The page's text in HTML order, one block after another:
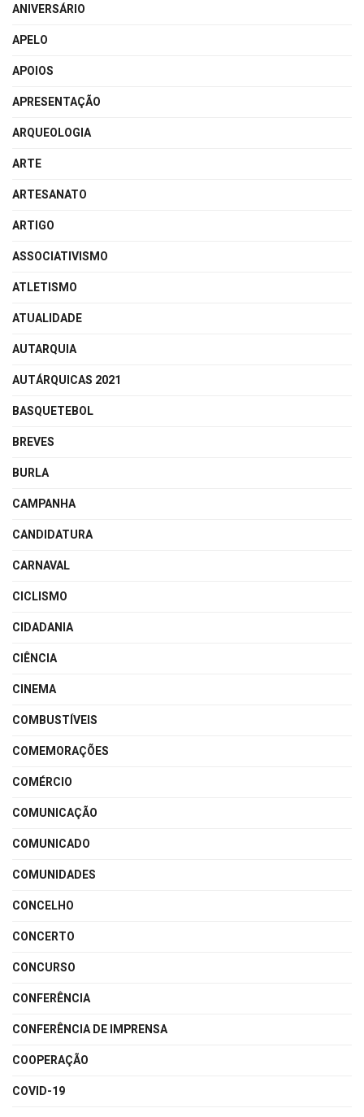
ANIVERSÁRIO
APELO
APOIOS
APRESENTAÇÃO
ARQUEOLOGIA
ARTE
ARTESANATO
ARTIGO
ASSOCIATIVISMO
ATLETISMO
ATUALIDADE
AUTARQUIA
AUTÁRQUICAS 2021
BASQUETEBOL
BREVES
BURLA
CAMPANHA
CANDIDATURA
CARNAVAL
CICLISMO
CIDADANIA
CIÊNCIA
CINEMA
COMBUSTÍVEIS
COMEMORAÇÕES
COMÉRCIO
COMUNICAÇÃO
COMUNICADO
COMUNIDADES
CONCELHO
CONCERTO
CONCURSO
CONFERÊNCIA
CONFERÊNCIA DE IMPRENSA
COOPERAÇÃO
COVID-19